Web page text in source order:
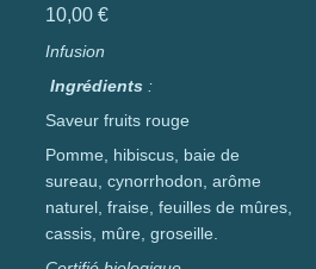
10,00 €
Infusion
Ingrédients :
Saveur fruits rouge
Pomme, hibiscus, baie de
sureau, cynorrhodon, arôme
naturel, fraise, feuilles de mûres,
cassis, mûre, groseille.